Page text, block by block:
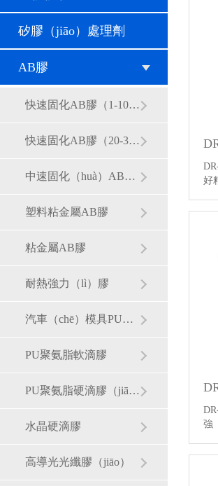
矽膠（jiāo）處理劑
AB膠
快速固化AB膠（1-10分鍾）
快速固化AB膠（20-30分鍾）
中速固化（huà）AB膠（1-4小時）
塑料粘金屬AB膠
粘金屬AB膠
耐熱強力（lì）膠
汽車（chē）模具PU聚氨酯膠（jiāo）
PU聚氨脂軟滴膠
PU聚氨脂硬滴膠（jiāo）
水晶硬滴膠
高導光光纖膠（jiāo）
好
強